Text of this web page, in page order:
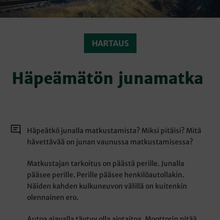
HARTAUS
Häpeämätön junamatka
Häpeätkö junalla matkustamista? Miksi pitäisi? Mitä
hävettävää on junan vaunussa matkustamisessa?
Matkustajan tarkoitus on päästä perille. Junalla
pääsee perille. Perille pääsee henkilöautollakin.
Näiden kahden kulkuneuvon välillä on kuitenkin
olennainen ero.